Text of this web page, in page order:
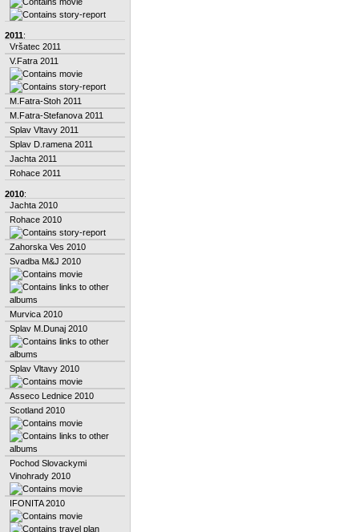
2011:
Vršatec 2011
V.Fatra 2011
M.Fatra-Stoh 2011
M.Fatra-Stefanova 2011
Splav Vltavy 2011
Splav D.ramena 2011
Jachta 2011
Rohace 2011
2010:
Jachta 2010
Rohace 2010
Zahorska Ves 2010
Svadba M&J 2010
Murvica 2010
Splav M.Dunaj 2010
Splav Vltavy 2010
Asseco Lednice 2010
Scotland 2010
Pochod Slovackymi
Vinohrady 2010
IFONITA 2010